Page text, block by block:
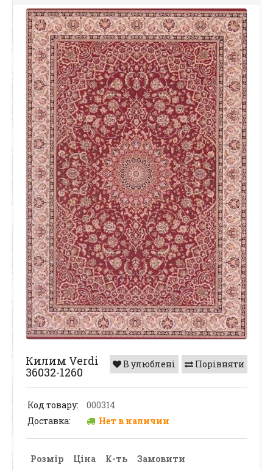
Порівняти
В улюблені
Килим Verdi
36032-1260
Код товару:
000314
Доставка:
Нет в наличии
Розмір Ціна К-ть Замовити